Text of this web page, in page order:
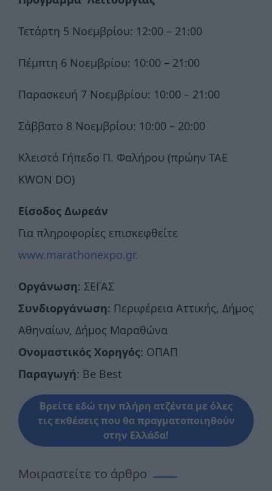
Τετάρτη 5 Νοεμβρίου: 12:00 – 21:00
Πέμπτη 6 Νοεμβρίου: 10:00 – 21:00
Παρασκευή 7 Νοεμβρίου: 10:00 – 21:00
Σάββατο 8 Νοεμβρίου: 10:00 – 20:00
Κλειστό Γήπεδο Π. Φαλήρου (πρώην TAE
KWON DO)
Είσοδος Δωρεάν
Για πληροφορίες επισκεφθείτε
www.marathonexpo.gr.
Οργάνωση: ΣΕΓΑΣ
Συνδιοργάνωση: Περιφέρεια Αττικής, Δήμος
Αθηναίων, Δήμος Μαραθώνα
Ονομαστικός Χορηγός: ΟΠΑΠ
Παραγωγή: Be Best
Βρείτε εδώ την πλήρη ατζέντα με όλες
τις εκθέσεις που θα πραγματοποιηθούν
στην Ελλάδα!
Μοιραστείτε το άρθρο